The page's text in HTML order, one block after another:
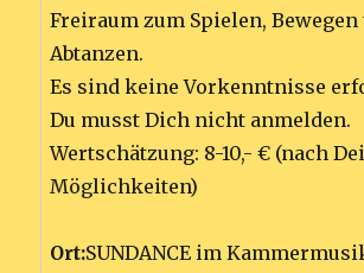
Freiraum zum Spielen, Bewegen
Abtanzen.
Es sind keine Vorkenntnisse
Du musst Dich nicht anmelden.
Wertschätzung: 8-10,- € (nach
Möglichkeiten)
Ort:SUNDANCE im